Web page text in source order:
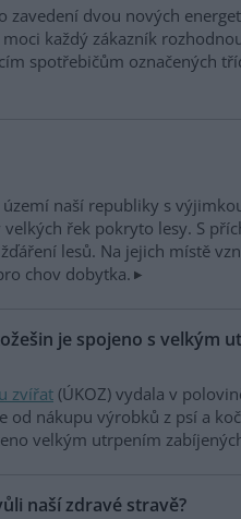
zavedení dvou nových
každý zákazník
spotřebičům označených
naší republiky s
řek pokryto lesy. S
lesů. Na jejich místě
chov dobytka.
je spojeno s velkým
zvířat (ÚKOZ) vydala v
od nákupu výrobků z psí a
velkým utrpením
naší zdravé stravě?